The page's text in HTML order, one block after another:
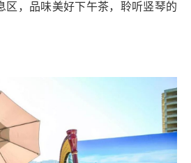
区，品味美好下午茶，聆听竖琴的